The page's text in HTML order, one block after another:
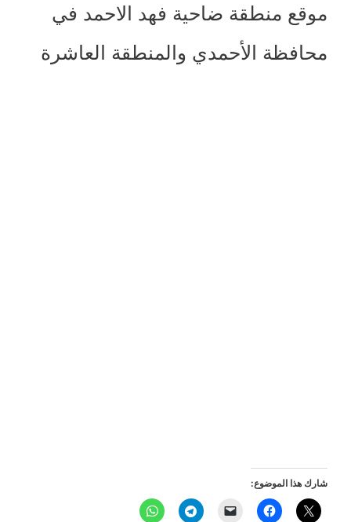
موقع منطقة ضاحية فهد الاحمد في
محافظة الأحمدي والمنطقة العاشرة
شارك هذا الموضوع: